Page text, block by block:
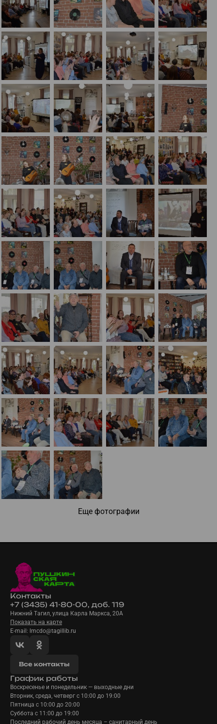
Еще фотографии
Контакты
+7 (3435) 41-80-00, доб. 119
Нижний Тагил, улица Карла Маркса, 20А
Показать на карте
E-mail: lmcdo@tagillib.ru
Все контакты
График работы
Воскресенье и понедельник — выходные дни
Вторник, среда, четверг с 10:00 до 19:00
Пятница с 10:00 до 20:00
Суббота с 11:00 до 19:00
Последний рабочий день месяца – санитарный день